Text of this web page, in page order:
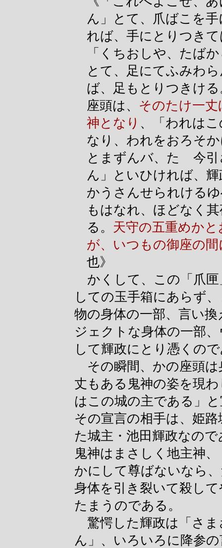
ん」とて、爪ばこを
れば、手にとりつき
「くちおしや、たば
とて、足にてふみわ
ば、足もとりつきけ
座頭は、 そのたけ一
神となり 、「われは
なり、われをおろそ
とまずんバ、たゞ今
ん」といひければ、
かうさんせられける
もはなれ、ほどなく
る。 天守の五重めか
が、いつもの御座の
也》
かくして、この「爪匣
しての玉手箱にあらず
物の身体の一部、言い
ジェクトな身体の一部
して輝政にとり憑くの
その瞬間、かの座頭は
丈もある鬼神の姿を現
はこの城の主である」
その宣言の相手は、姫
た城主・池田輝政なの
鬼神はまさしく地主神
かにして尊ばないなら
身体を引き裂いて殺し
たまうのである。
驚愕した輝政は「さま
ん」、いろいろに降参